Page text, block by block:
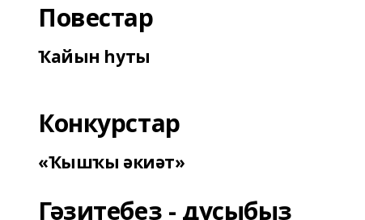
Повестар
Ҡайын һуты
Конкурстар
«Ҡышҡы әкиәт»
Гәзитебеҙ - дуҫыбыҙ